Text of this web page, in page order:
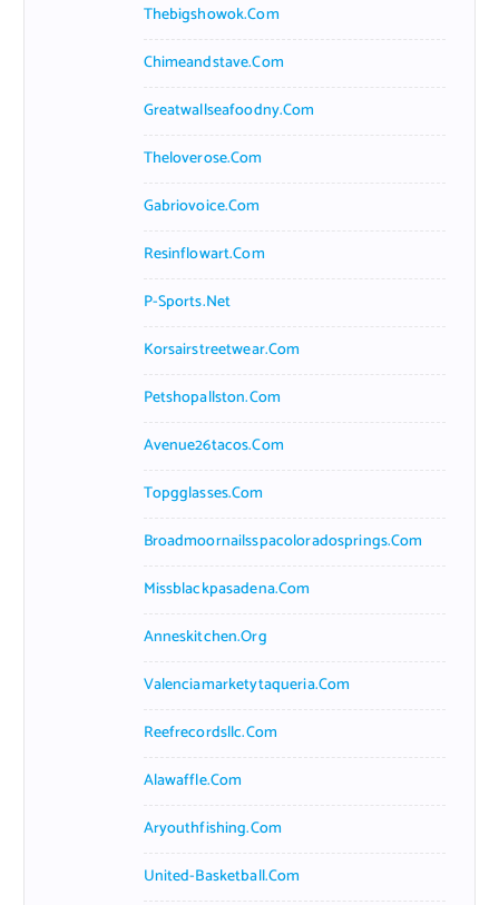
Thebigshowok.com
Chimeandstave.com
Greatwallseafoodny.com
Theloverose.com
Gabriovoice.com
Resinflowart.com
P-Sports.net
Korsairstreetwear.com
Petshopallston.com
Avenue26tacos.com
Topgglasses.com
Broadmoornailsspacoloradosprings.com
Missblackpasadena.com
Anneskitchen.org
Valenciamarketytaqueria.com
Reefrecordsllc.com
Alawaffle.com
Aryouthfishing.com
United-Basketball.com